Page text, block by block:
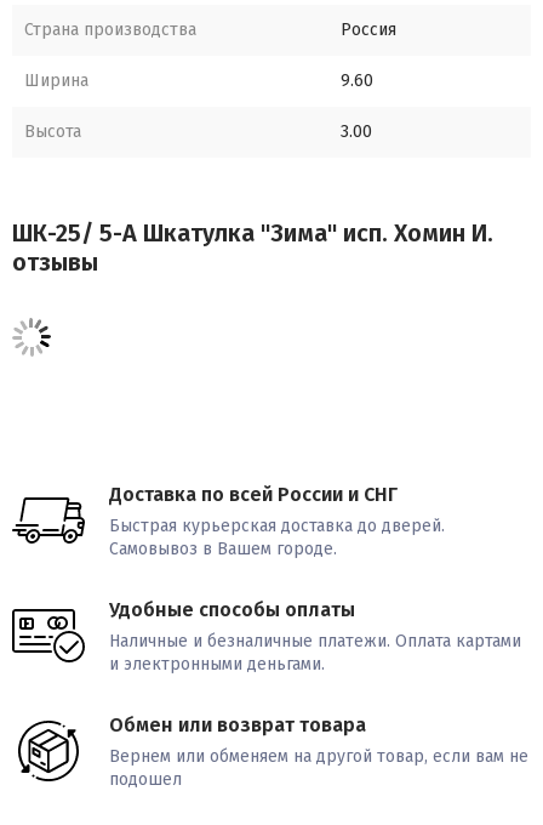
Страна производства Россия
Ширина 9.60
Высота 3.00
ШК-25/ 5-A Шкатулка "Зима" исп. Хомин И.
отзывы
Доставка по всей России и СНГ
Быстрая курьерская доставка до дверей.
Самовывоз в Вашем городе.
Удобные способы оплаты
Наличные и безналичные платежи. Оплата картами
и электронными деньгами.
Обмен или возврат товара
Вернем или обменяем на другой товар, если вам не
подошел